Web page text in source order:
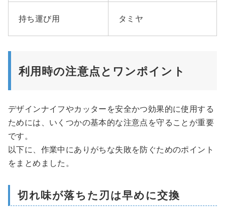
持ち運び用 タミヤ
利用時の注意点とワンポイント
デザインナイフやカッターを安全かつ効果的に使用する
ためには、いくつかの基本的な注意点を守ることが重要
です。
以下に、作業中にありがちな失敗を防ぐためのポイント
をまとめました。
切れ味が落ちた刃は早めに交換